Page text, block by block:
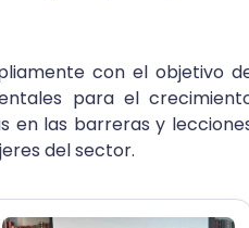
con el objetivo
para el
en las barreras y
del sector.